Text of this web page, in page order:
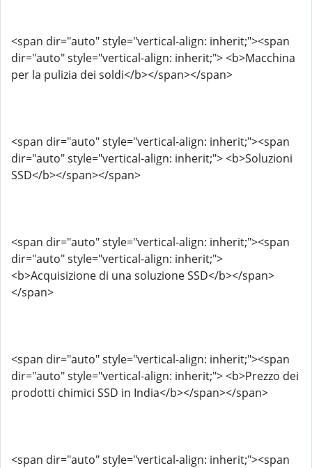
<span dir="auto" style="vertical-align: inherit;"><span
dir="auto" style="vertical-align: inherit;"> <b>Macchina
per la pulizia dei soldi</b></span></span>
<span dir="auto" style="vertical-align: inherit;"><span
dir="auto" style="vertical-align: inherit;"> <b>Soluzioni
SSD</b></span></span>
<span dir="auto" style="vertical-align: inherit;"><span
dir="auto" style="vertical-align: inherit;">
<b>Acquisizione di una soluzione SSD</b></span>
</span>
<span dir="auto" style="vertical-align: inherit;"><span
dir="auto" style="vertical-align: inherit;"> <b>Prezzo dei
prodotti chimici SSD in India</b></span></span>
<span dir="auto" style="vertical-align: inherit;"><span